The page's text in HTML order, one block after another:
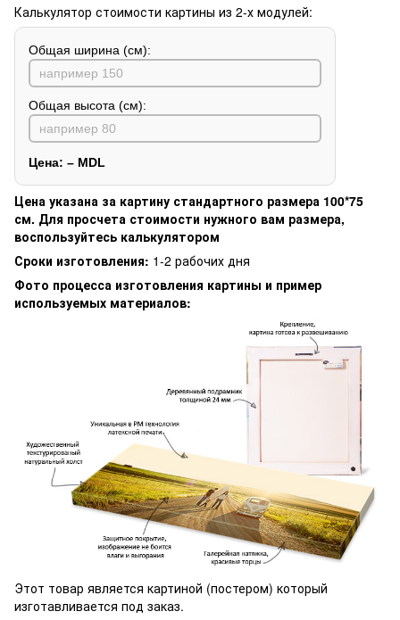
Калькулятор стоимости картины из 2-х модулей:
Общая ширина (см):
Общая высота (см):
Цена: – MDL
Цена указана за картину стандартного размера 100*75
см. Для просчета стоимости нужного вам размера,
воспользуйтесь калькулятором
Сроки изготовления: 1-2 рабочих дня
Фото процесса изготовления картины и пример
используемых материалов:
Этот товар является картиной (постером) который
изготавливается под заказ.